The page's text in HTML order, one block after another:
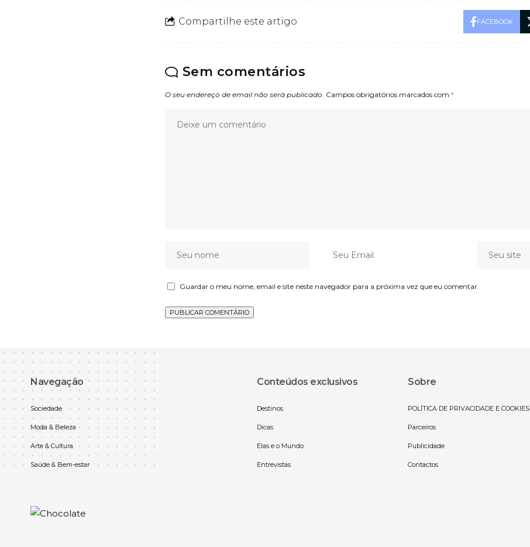
Compartilhe este artigo FACEBOOK
Sem comentários
O seu endereço de email não será publicado. Campos obrigatórios marcados com *
Guardar o meu nome, email e site neste navegador para a próxima vez que eu comentar.
Navegação
Sociedade
Moda & Beleza
Arte & Cultura
Saúde & Bem-estar
Conteúdos exclusivos
Destinos
Dicas
Elas e o Mundo
Entrevistas
Sobre
POLÍTICA DE PRIVACIDADE E COOKIES
Parceiros
Publicidade
Contactos